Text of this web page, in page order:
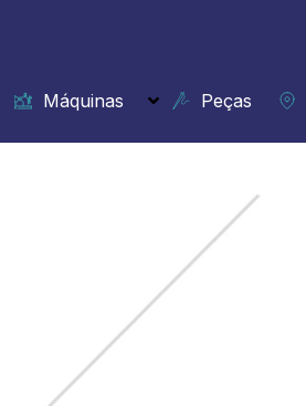
Máquinas Peças